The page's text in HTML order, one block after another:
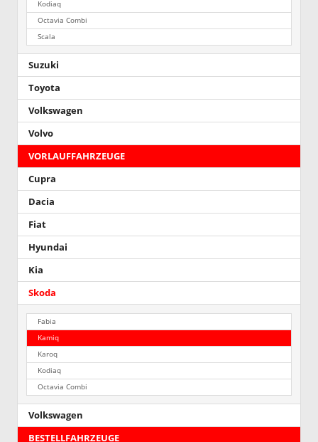
Kodiaq
Octavia Combi
Scala
Suzuki
Toyota
Volkswagen
Volvo
VORLAUFFAHRZEUGE
Cupra
Dacia
Fiat
Hyundai
Kia
Skoda
Fabia
Kamiq
Karoq
Kodiaq
Octavia Combi
Volkswagen
BESTELLFAHRZEUGE